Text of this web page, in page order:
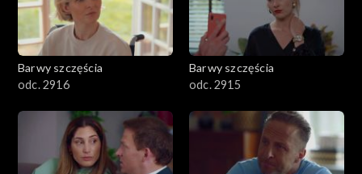
Barwy szczęścia
odc. 2916
Barwy szczęścia
odc. 2915